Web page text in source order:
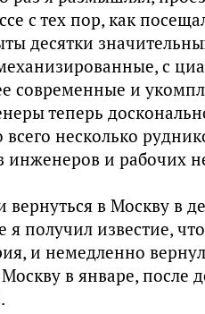
с тех пор, как
десятки
с
современные и
теперь
всего несколько
инженеров и рабочих
в Москву в
получил известие,
и немедленно
в январе, после